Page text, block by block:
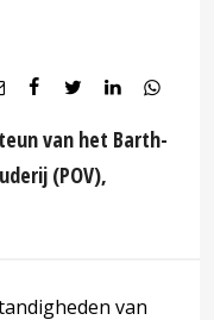
van het Barth-
(POV),
van